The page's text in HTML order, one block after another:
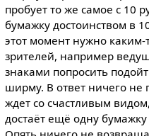
пробует то же самое с 10
бумажку достоинством в
этот момент нужно каким-
зрителей, например
знаками попросить
ширму. В ответ ничего не
ждет со счастливым
достаёт ещё одну